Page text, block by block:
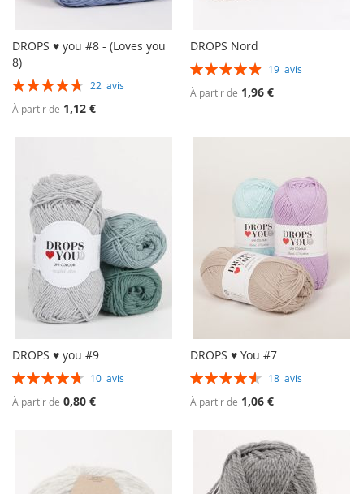
DROPS ♥ you #8 - (Loves you
8)
Évaluation:
22 avis
À partir de 1,12 €
DROPS Nord
Évaluation:
19 avis
À partir de 1,96 €
DROPS ♥ you #9
Évaluation:
10 avis
À partir de 0,80 €
DROPS ♥ You #7
Évaluation:
18 avis
À partir de 1,06 €